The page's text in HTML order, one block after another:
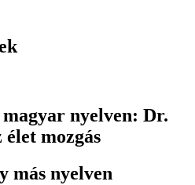
nyelven: Dr.
mozgás
más nyelven